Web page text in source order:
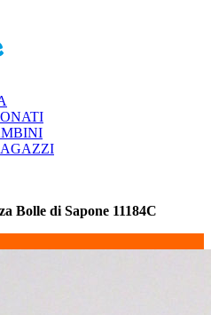
Bolle di Sapone 11184C